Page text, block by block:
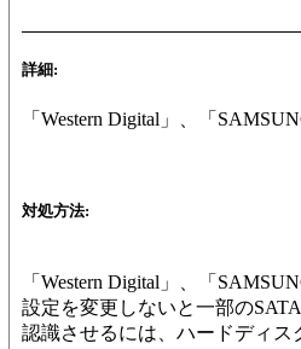
詳細:
「Western Digital」、「
対処方法:
「Western Digital」、「
設定を変更しないと一部の
認識させるには、ハードディ